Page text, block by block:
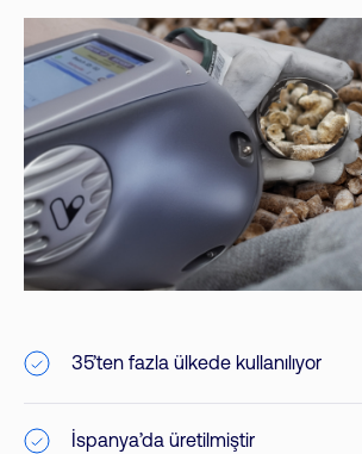
35’ten fazla ülkede kullanılıyor
İspanya’da üretilmiştir